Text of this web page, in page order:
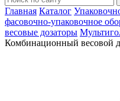
Главная Каталог
фасовочно-упаковочное
весовые дозаторы
Комбинационный весовой